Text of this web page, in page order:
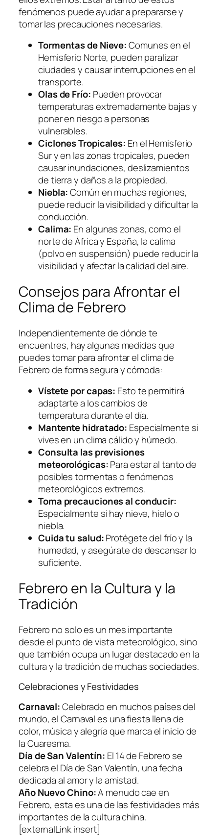
fenómenos puede ayudar a prepararse y
tomar las precauciones necesarias.
Tormentas de Nieve:Comunes en el
Hemisferio Norte, pueden paralizar
ciudades y causar interrupciones en el
transporte.
Olas de Frío: Pueden provocar
temperaturas extremadamente bajas y
poner en riesgo a personas
vulnerables.
Ciclones Tropicales: En el Hemisferio
Sur y en las zonas tropicales, pueden
causar inundaciones, deslizamientos
de tierra y daños a la propiedad.
Niebla:Común en muchas regiones,
puede reducir la visibilidad y dificultar la
conducción.
Calima: En algunas zonas, como el
norte de África y España, la calima
(polvo en suspensión) puede reducir la
visibilidad y afectar la calidad del aire.
Consejos para Afrontar el
Clima de Febrero
Independientemente de dónde te
encuentres, hay algunas medidas que
puedes tomar para afrontar el clima de
Febrero de forma segura y cómoda:
Vístete por capas: Esto te permitirá
adaptarte a los cambios de
temperatura durante el día.
Mantente hidratado: Especialmente si
vives en un clima cálido y húmedo.
Consulta las previsiones
meteorológicas:Para estar al tanto de
posibles tormentas o fenómenos
meteorológicos extremos.
Toma precauciones al conducir:
Especialmente si hay nieve, hielo o
niebla.
Cuida tu salud:Protégete del frío y la
humedad, y asegúrate de descansar lo
suficiente.
Febrero en la Cultura y la
Tradición
Febrero no solo es un mes importante
desde el punto de vista meteorológico, sino
que también ocupa un lugar destacado en la
cultura y la tradición de muchas sociedades.
Celebraciones y Festividades
Carnaval:Celebrado en muchos países del
mundo, el Carnaval es una fiesta llena de
color, música y alegría que marca el inicio de
la Cuaresma.
Día de San Valentín: El 14 de Febrero se
celebra el Día de San Valentín, una fecha
dedicada al amor y la amistad.
Año Nuevo Chino:A menudo cae en
Febrero, esta es una de las festividades más
importantes de la cultura china.
[externalLink insert]